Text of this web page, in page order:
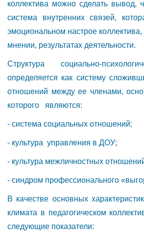
коллектива можно сделать вывод,
система внутренних связей,
эмоциональном настрое
мнении, результатах деятельности.
Структура социально-
определяется как систему
отношений между ее членами,
которого являются:
- система социальных отношений;
- культура управления в ДОУ;
- культура межличностных
- синдром профессионального
В качестве основных
климата в педагогическом
следующие показатели: